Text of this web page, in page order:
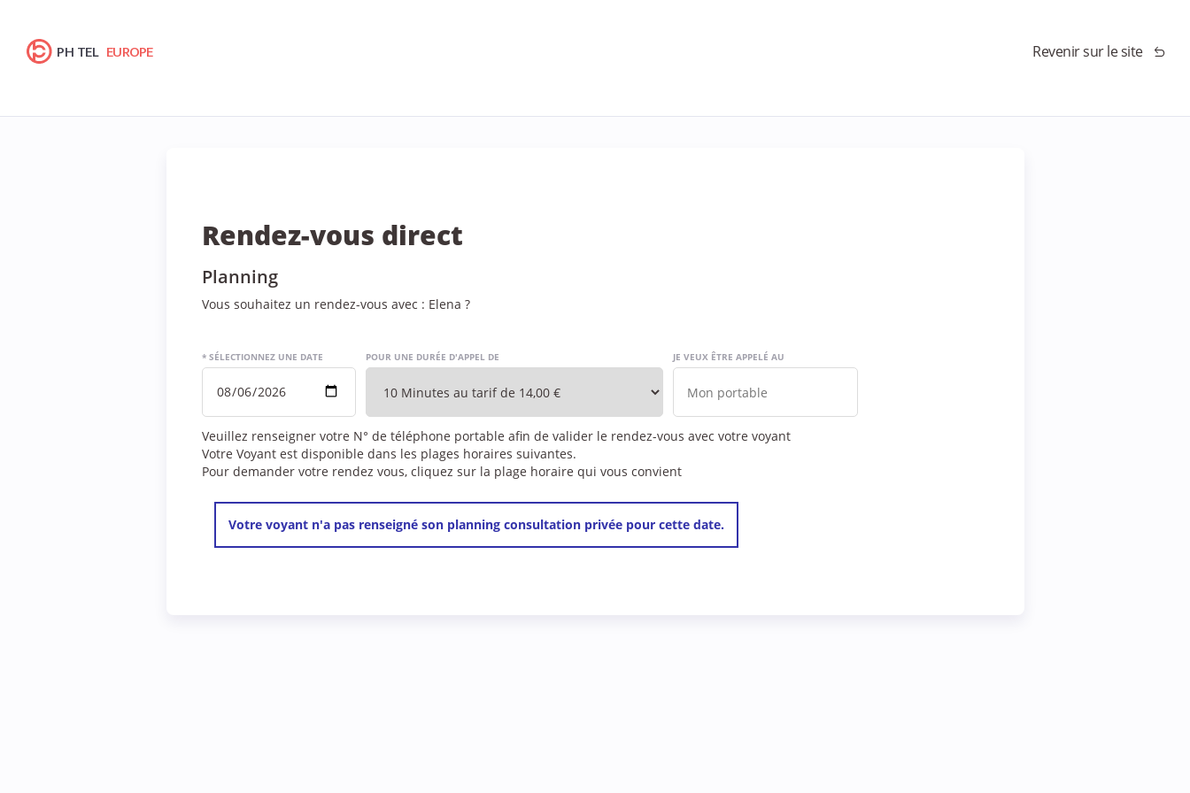
PH TEL EUROPE Revenir sur le site
Rendez-vous direct
Planning
Vous souhaitez un rendez-vous avec : Elena ?
* SÉLECTIONNEZ UNE DATE POUR UNE DURÉE D'APPEL DE JE VEUX ÊTRE APPELÉ AU
Veuillez renseigner votre N° de téléphone portable afin de valider le rendez-vous avec votre voyant
Votre Voyant est disponible dans les plages horaires suivantes.
Pour demander votre rendez vous, cliquez sur la plage horaire qui vous convient
Votre voyant n'a pas renseigné son planning consultation privée pour cette date.